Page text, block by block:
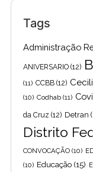
Tags
Administração
ANIVERSARIO (12)
(11) CCBB (12)
(10) Codhab (11)
da Cruz (12) Detran
Distrito
CONVOCAÇÃO (10)
(10) Educação (15)